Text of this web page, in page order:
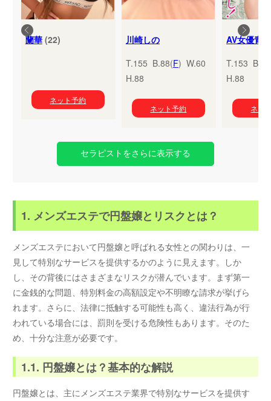
蘭華(22)
ネット予約
川崎しの
T.155 B.88(F) W.60
H.88
ネット予約
T.153
H.88
ネッ
セラピストをさらに表示する
1. メンズエステで円盤嬢とリスクとは？
メンズエステにおいて円盤嬢と呼ばれる女性との関わりは、一
見して特別なサービスを提供するかのように見えます。しか
し、その背後にはさまざまなリスクが潜んでいます。まず第一
に金銭的な問題、特別料金の高額設定や不明瞭な請求が挙げら
れます。さらに、法律に抵触する可能性も高く、違法行為が行
われている場合には、罰則を受ける危険性もあります。そのた
め、十分な注意が必要です。
1.1. 円盤嬢とは？基本的な解説
円盤嬢とは、主にメンズエステ業界で特別なサービスを提供す